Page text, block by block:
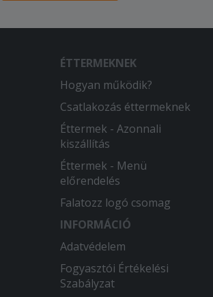
ÉTTERMEKNEK
Hogyan működik?
Csatlakozás éttermeknek
Éttermek - Azonnali
kiszállítás
Éttermek - Menü
előrendelés
Falatozz logó csomag
INFORMÁCIÓ
Adatvédelem
Fogyasztói Értékelési
Szabályzat